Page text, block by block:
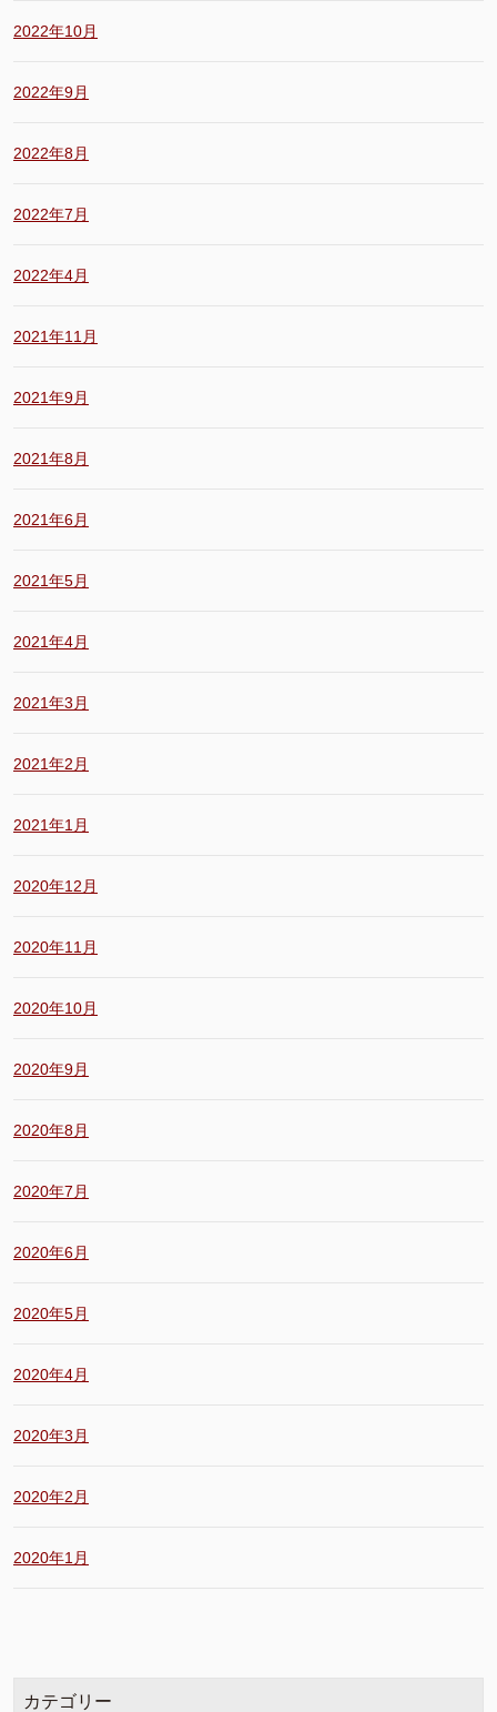
2022年10月
2022年9月
2022年8月
2022年7月
2022年4月
2021年11月
2021年9月
2021年8月
2021年6月
2021年5月
2021年4月
2021年3月
2021年2月
2021年1月
2020年12月
2020年11月
2020年10月
2020年9月
2020年8月
2020年7月
2020年6月
2020年5月
2020年4月
2020年3月
2020年2月
2020年1月
カテゴリー